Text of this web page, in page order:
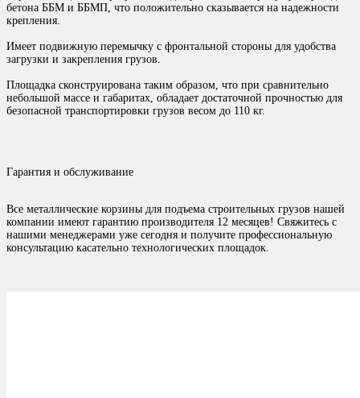
бетона ББМ и ББМП, что положительно сказывается на надежности
крепления.
Имеет подвижную перемычку с фронтальной стороны для удобства
загрузки и закрепления грузов.
Площадка сконструирована таким образом, что при сравнительно
небольшой массе и габаритах, обладает достаточной прочностью для
безопасной транспортировки грузов весом до 110 кг.
Гарантия и обслуживание
Все металлические корзины для подъема строительных грузов нашей
компании имеют гарантию производителя 12 месяцев! Свяжитесь с
нашими менеджерами уже сегодня и получите профессиональную
консультацию касательно технологических площадок.